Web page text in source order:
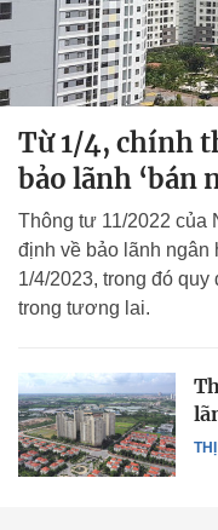
Từ 1/4, chính
bảo lãnh ‘bán
Thông tư 11/2022 của
định về bảo lãnh
1/4/2023, trong đó
trong tương lai.